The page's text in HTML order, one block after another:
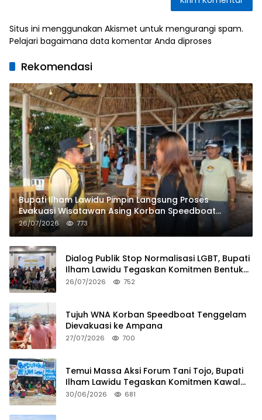
Situs ini menggunakan Akismet untuk mengurangi spam.
Pelajari bagaimana data komentar Anda diproses
Rekomendasi
Bupati Ilham Lawidu Pimpin Langsung Proses
Evakuasi Wisatawan Asing Korban Speedboat
Tenggelam
26/07/2026 773
Dialog Publik Stop Normalisasi LGBT, Bupati
Ilham Lawidu Tegaskan Komitmen Bentuk
Tim Khusus Regulasi Daerah
26/07/2026 752
Tujuh WNA Korban Speedboat Tenggelam
Dievakuasi ke Ampana
27/07/2026 700
Temui Massa Aksi Forum Tani Tojo, Bupati
Ilham Lawidu Tegaskan Komitmen Kawal
Persoalan Sertifikat Lahan
30/06/2026 681